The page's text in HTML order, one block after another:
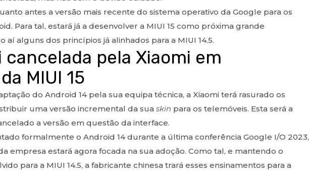
antes a versão mais recente do sistema operativo da Google para os
Para tal, estará já a desenvolver a MIUI 15 como próxima grande
aí alguns dos princípios já alinhados para a MIUI 14.5.
cancelada pela Xiaomi em
MIUI 15
do Android 14 pela sua equipa técnica, a Xiaomi terá rasurado os
uma versão incremental da sua skin para os telemóveis. Esta será a
a versão em questão da interface.
formalmente o Android 14 durante a última conferência Google I/O 2023,
empresa estará agora focada na sua adoção. Como tal, e mantendo o
para a MIUI 14.5, a fabricante chinesa trará esses ensinamentos para a